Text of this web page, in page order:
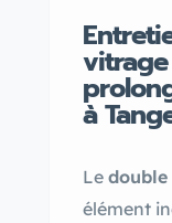
à
Le
élément